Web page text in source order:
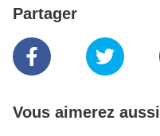
Partager
Vous aimerez aussi